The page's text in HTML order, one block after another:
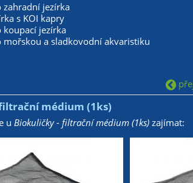
jezírka
s KOI kapry
jezírka
mořskou a sladkovodní akvaristiku
médium (1ks)
u Biokuličky - filtrační médium (1ks)zajímat: